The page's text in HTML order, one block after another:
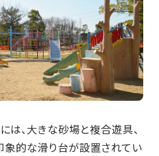
は、大きな砂場と複合遊具、
象的な滑り台が設置されてい